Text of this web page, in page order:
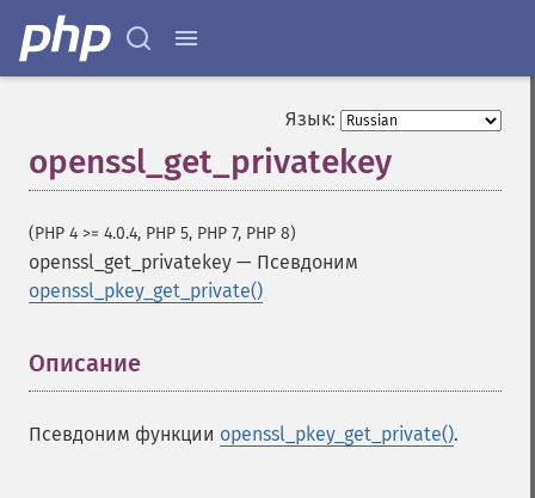
Язык:
openssl_get_privatekey
(PHP 4 >= 4.0.4, PHP 5, PHP 7, PHP 8)
openssl_get_privatekey — Псевдоним
openssl_pkey_get_private()
Описание
Псевдоним функции openssl_pkey_get_private().